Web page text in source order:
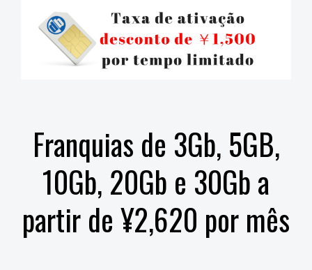
Franquias de 3Gb, 5GB,
10Gb, 20Gb e 30Gb a
partir de ¥2,620 por mês